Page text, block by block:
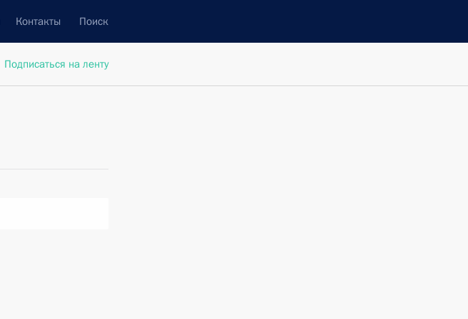
Контакты Поиск
Подписаться на ленту